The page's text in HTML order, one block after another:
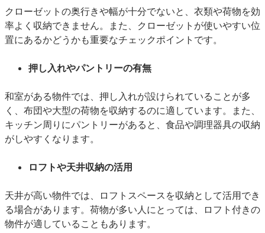
クローゼットの奥行きや幅が十分でないと、衣類や荷物を効
率よく収納できません。また、クローゼットが使いやすい位
置にあるかどうかも重要なチェックポイントです。
押し入れやパントリーの有無
和室がある物件では、押し入れが設けられていることが多
く、布団や大型の荷物を収納するのに適しています。また、
キッチン周りにパントリーがあると、食品や調理器具の収納
がしやすくなります。
ロフトや天井収納の活用
天井が高い物件では、ロフトスペースを収納として活用でき
る場合があります。荷物が多い人にとっては、ロフト付きの
物件が適していることもあります。